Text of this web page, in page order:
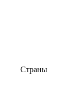
Страны